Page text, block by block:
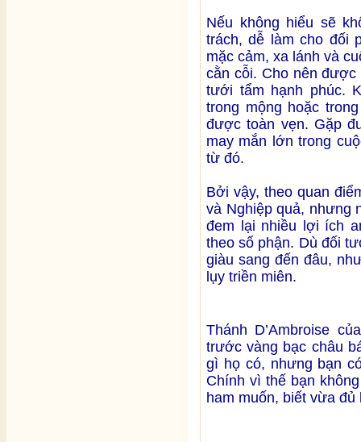
Nếu không hiểu sẽ
trách, dễ làm cho đối
mặc cảm, xa lánh và
cằn cỗi. Cho nên
tưới tẩm hạnh phúc.
trong mộng hoặc
được toàn vẹn. Gặp
may mắn lớn trong
từ đó.
Bởi vậy, theo quan
và Nghiệp quả, nhưng
đem lại nhiều lợi ích
theo số phận. Dù đối
giàu sang đến đâu,
lụy triền miên.
Thánh D’Ambroise
trước vàng bạc châu
gì họ có, nhưng bạn
Chính vì thế bạn
ham muốn, biết vừa